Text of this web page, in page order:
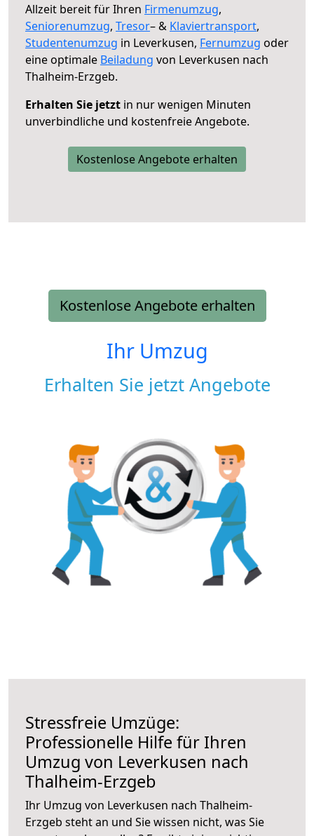
Allzeit bereit für Ihren Firmenumzug,
Seniorenumzug, Tresor– & Klaviertransport,
Studentenumzug in Leverkusen, Fernumzug oder
eine optimale Beiladung von Leverkusen nach
Thalheim-Erzgeb.
Erhalten Sie jetzt in nur wenigen Minuten
unverbindliche und kostenfreie Angebote.
Kostenlose Angebote erhalten
Kostenlose Angebote erhalten
Ihr Umzug
Erhalten Sie jetzt Angebote
Stressfreie Umzüge:
Professionelle Hilfe für Ihren
Umzug von Leverkusen nach
Thalheim-Erzgeb
Ihr Umzug von Leverkusen nach Thalheim-
Erzgeb steht an und Sie wissen nicht, was Sie